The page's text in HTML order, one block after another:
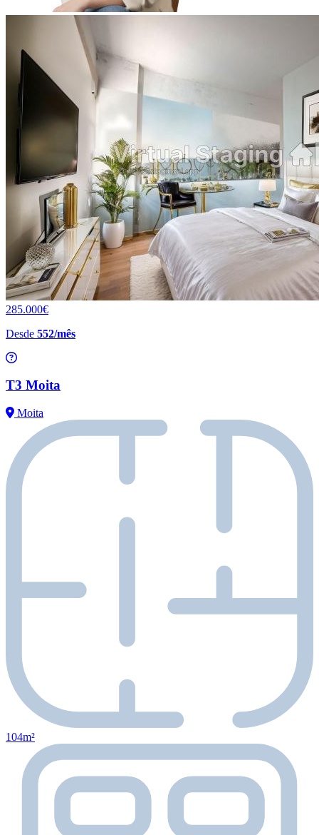
285.000€
Desde 552/mês
T3 Moita
Moita
104m²